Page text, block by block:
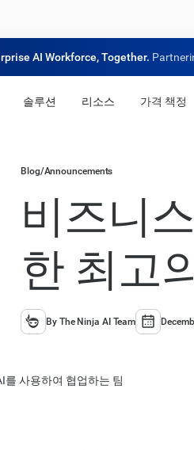
AI Workforce, Together.
솔루션 리소스 가격 책정
Blog/Announcements
비즈니
한 최고
By The Ninja AI Team